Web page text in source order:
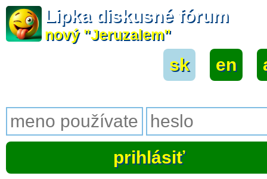
Lipka diskusné fórum
nový "Jeruzalem"
sk en